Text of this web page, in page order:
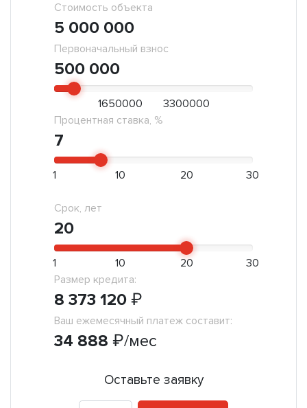
Первоначальный взнос
500 000
Стоимость объекта
5 000 000
1650000
3300000
Процентная ставка, %
7
1 10 20 30
Срок, лет
20
1 10 20
30
Размер кредита:
8 373 120 ₽
Ваш ежемесячный платеж составит:
34 888 ₽/мес
Оставьте заявку